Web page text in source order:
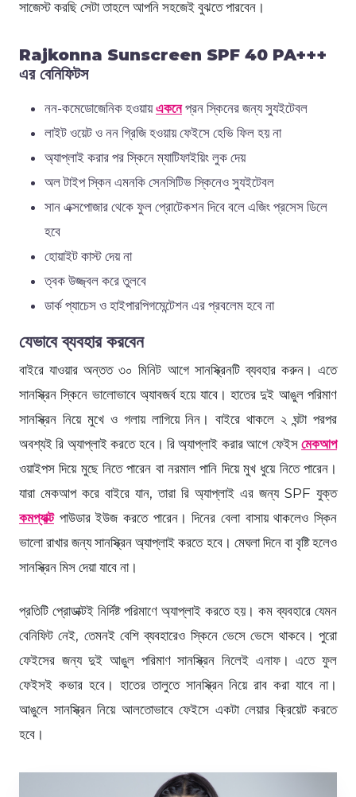
সাজেস্ট করছি সেটা তাহলে আপনি সহজেই বুঝতে পারবেন।
Rajkonna Sunscreen SPF 40 PA+++
এর বেনিফিটস
নন-কমেডোজেনিক হওয়ায়একনেপ্রন স্কিনের জন্য স্যুইটেবল
লাইট ওয়েট ও নন গ্রিজি হওয়ায় ফেইসে হেভি ফিল হয় না
অ্যাপ্লাই করার পর স্কিনে ম্যাটিফাইয়িং লুক দেয়
অল টাইপ স্কিন এমনকি সেনসিটিভ স্কিনেও স্যুইটেবল
সান এক্সপোজার থেকে ফুল প্রোটেকশন দিবে বলে এজিং প্রসেস ডিলে
হবে
হোয়াইট কাস্ট দেয় না
ত্বক উজ্জ্বল করে তুলবে
ডার্ক প্যাচেস ও হাইপারপিগমেন্টেশন এর প্রবলেম হবে না
যেভাবে ব্যবহার করবেন
বাইরে যাওয়ার অন্তত ৩০ মিনিট আগে সানস্ক্রিনটি ব্যবহার করুন। এতে
সানস্ক্রিন স্কিনে ভালোভাবে অ্যাবজর্ব হয়ে যাবে। হাতের দুই আঙুল পরিমাণ
সানস্ক্রিন নিয়ে মুখে ও গলায় লাগিয়ে নিন। বাইরে থাকলে ২ ঘন্টা পরপর
অবশ্যই রি অ্যাপ্লাই করতে হবে। রি অ্যাপ্লাই করার আগে ফেইস মেকআপ
ওয়াইপস দিয়ে মুছে নিতে পারেন বা নরমাল পানি দিয়ে মুখ ধুয়ে নিতে পারেন।
যারা মেকআপ করে বাইরে যান, তারা রি অ্যাপ্লাই এর জন্য SPF যুক্ত
কমপ্যাক্টপাউডার ইউজ করতে পারেন। দিনের বেলা বাসায় থাকলেও স্কিন
ভালো রাখার জন্য সানস্ক্রিন অ্যাপ্লাই করতে হবে। মেঘলা দিনে বা বৃষ্টি হলেও
সানস্ক্রিন মিস দেয়া যাবে না।
প্রতিটি প্রোডাক্টই নির্দিষ্ট পরিমাণে অ্যাপ্লাই করতে হয়। কম ব্যবহারে যেমন
বেনিফিট নেই, তেমনই বেশি ব্যবহারেও স্কিনে ভেসে ভেসে থাকবে। পুরো
ফেইসের জন্য দুই আঙুল পরিমাণ সানস্ক্রিন নিলেই এনাফ। এতে ফুল
ফেইসই কভার হবে। হাতের তালুতে সানস্ক্রিন নিয়ে রাব করা যাবে না।
আঙুলে সানস্ক্রিন নিয়ে আলতোভাবে ফেইসে একটা লেয়ার ক্রিয়েট করতে
হবে।